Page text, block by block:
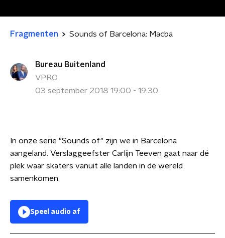
Fragmenten Sounds of Barcelona: Macba
Bureau Buitenland
VPRO
03 september 2018 19:00 - 19:30
In onze serie "Sounds of" zijn we in Barcelona
aangeland. Verslaggeefster Carlijn Teeven gaat naar dé
plek waar skaters vanuit alle landen in de wereld
samenkomen.
Speel audio af